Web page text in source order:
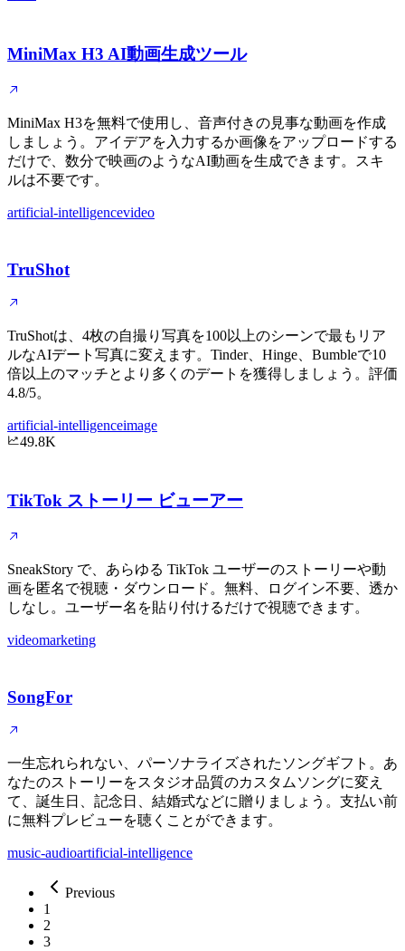
MiniMax H3 AI動画生成ツール
MiniMax H3を無料で使用し、音声付きの見事な動画を作成
しましょう。アイデアを入力するか画像をアップロードする
だけで、数分で映画のようなAI動画を生成できます。スキ
ルは不要です。
artificial-intelligencevideo
TruShot
TruShotは、4枚の自撮り写真を100以上のシーンで最もリア
ルなAIデート写真に変えます。Tinder、Hinge、Bumbleで10
倍以上のマッチとより多くのデートを獲得しましょう。評価
4.8/5。
artificial-intelligenceimage
49.8K
TikTok ストーリー ビューアー
SneakStory で、あらゆる TikTok ユーザーのストーリーや動
画を匿名で視聴・ダウンロード。無料、ログイン不要、透か
しなし。ユーザー名を貼り付けるだけで視聴できます。
videomarketing
SongFor
一生忘れられない、パーソナライズされたソングギフト。あ
なたのストーリーをスタジオ品質のカスタムソングに変え
て、誕生日、記念日、結婚式などに贈りましょう。支払い前
に無料プレビューを聴くことができます。
music-audioartificial-intelligence
Previous
1
2
3